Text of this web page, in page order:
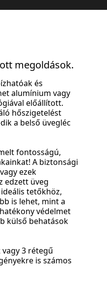
megoldások.
és
alumínium vagy
előállított.
hőszigetelést
a belső üvegléc
fontosságú,
A biztonsági
ezek
edzett üveg
tetőkhöz,
is lehet, mint a
védelmet
külső behatások
3 rétegű
is számos